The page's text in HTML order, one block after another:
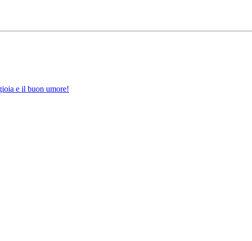
e il buon umore!